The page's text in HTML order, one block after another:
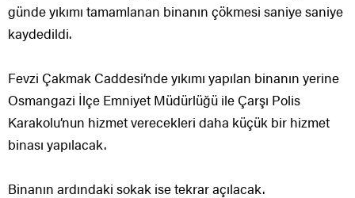
günde yıkımı tamamlanan binanın çökmesi saniye saniye
kaydedildi.
Fevzi Çakmak Caddesi’nde yıkımı yapılan binanın yerine
Osmangazi İlçe Emniyet Müdürlüğü ile Çarşı Polis
Karakolu’nun hizmet verecekleri daha küçük bir hizmet
binası yapılacak.
Binanın ardındaki sokak ise tekrar açılacak.